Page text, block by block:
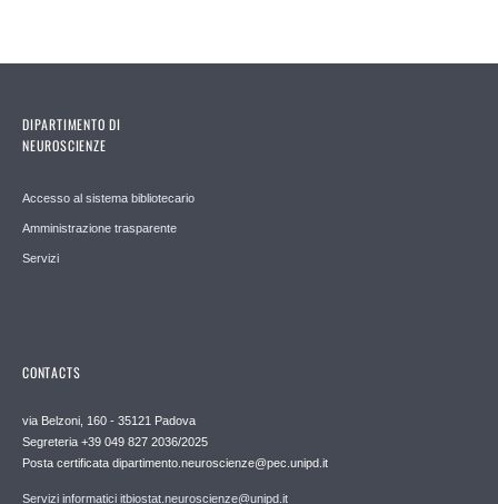
DIPARTIMENTO DI
NEUROSCIENZE
Accesso al sistema bibliotecario
Amministrazione trasparente
Servizi
CONTACTS
via Belzoni, 160 - 35121 Padova
Segreteria +39 049 827 2036/2025
Posta certificata dipartimento.neuroscienze@pec.unipd.it
Servizi informatici itbiostat.neuroscienze@unipd.it